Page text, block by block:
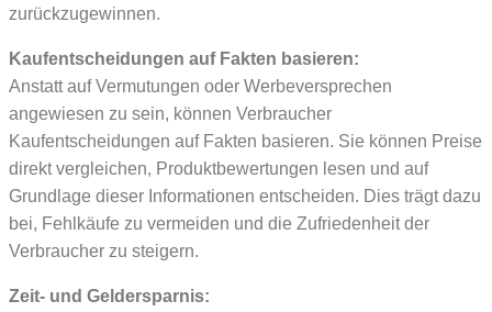
zurückzugewinnen.
Kaufentscheidungen auf Fakten basieren:
Anstatt auf Vermutungen oder Werbeversprechen
angewiesen zu sein, können Verbraucher
Kaufentscheidungen auf Fakten basieren. Sie können Preise
direkt vergleichen, Produktbewertungen lesen und auf
Grundlage dieser Informationen entscheiden. Dies trägt dazu
bei, Fehlkäufe zu vermeiden und die Zufriedenheit der
Verbraucher zu steigern.
Zeit- und Geldersparnis: